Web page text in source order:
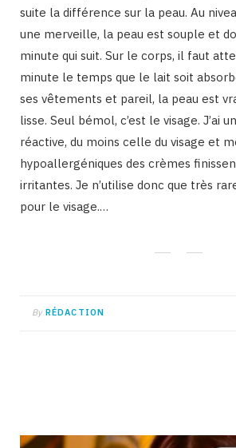
suite la différence sur la peau. Au
une merveille, la peau est souple et
minute qui suit. Sur le corps, il faut
minute le temps que le lait soit
ses vêtements et pareil, la peau est
lisse. Seul bémol, c’est le visage. J’ai
réactive, du moins celle du visage et
hypoallergéniques des crèmes
irritantes. Je n’utilise donc que très
pour le visage.…
By RÉDACTION